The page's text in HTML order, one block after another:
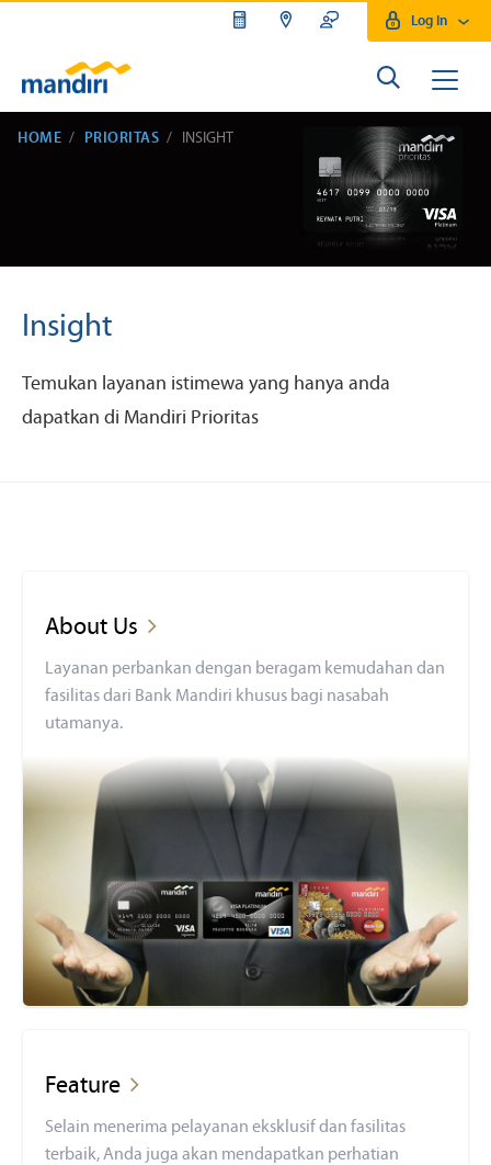
Log In
HOME PRIORITAS INSIGHT
Insight
Temukan layanan istimewa yang hanya anda
dapatkan di Mandiri Prioritas
About Us
Layanan perbankan dengan beragam kemudahan dan
fasilitas dari Bank Mandiri khusus bagi nasabah
utamanya.
Feature
Selain menerima pelayanan eksklusif dan fasilitas
terbaik, Anda juga akan mendapatkan perhatian